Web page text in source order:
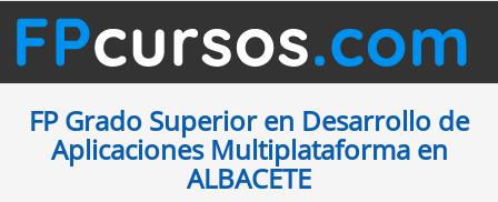
FP Grado Superior en Desarrollo de
Aplicaciones Multiplataforma en
ALBACETE